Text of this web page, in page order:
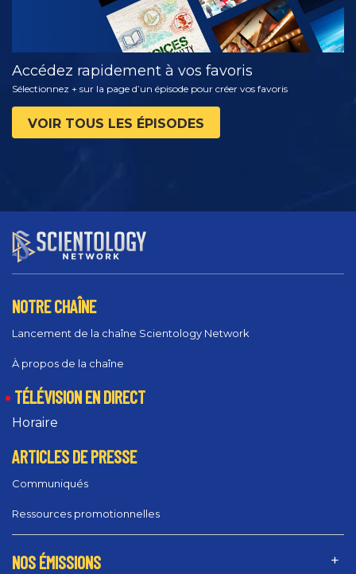
Accédez rapidement à vos favoris
Sélectionnez + sur la page d’un épisode pour créer vos favoris
VOIR TOUS LES ÉPISODES
NOTRE CHAÎNE
Lancement de la chaîne Scientology Network
À propos de la chaîne
TÉLÉVISION EN DIRECT
Horaire
ARTICLES DE PRESSE
Communiqués
Ressources promotionnelles
NOS ÉMISSIONS